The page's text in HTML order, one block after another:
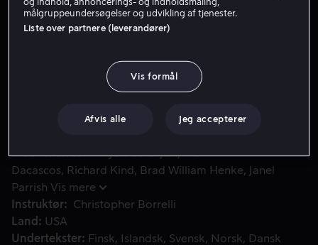
Køb 89 kr
Ray, en tidligere kriminel, flygter fra en række
Ray, en tidligere kriminel, flygter fra en række
ubarmhjertige mordere. Han får hjælp fra mystisk side,
mere farlig, end hvad morderne er.
Medvirkende Angela Sarafyan Mark
Dacascos
Richard Kind Brad William Henke
Janel
Parrish Vis mere
Instruktør
Christopher Borrelli
Land
USA
Undertekster
Finsk Islandsk Svensk Norsk Dansk
målgruppeundersøgelser og udvikling af tjenester.
Liste over partnere (leverandører)
Vis formål
Afvis alle Jeg accepterer